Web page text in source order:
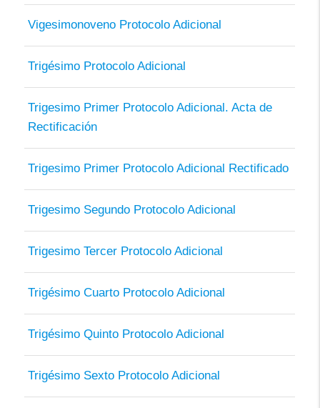
Vigesimonoveno Protocolo Adicional
Trigésimo Protocolo Adicional
Trigesimo Primer Protocolo Adicional. Acta de
Rectificación
Trigesimo Primer Protocolo Adicional Rectificado
Trigesimo Segundo Protocolo Adicional
Trigesimo Tercer Protocolo Adicional
Trigésimo Cuarto Protocolo Adicional
Trigésimo Quinto Protocolo Adicional
Trigésimo Sexto Protocolo Adicional